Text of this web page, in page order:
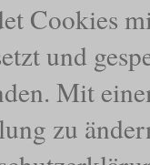
Cookies
und
Mit
zu